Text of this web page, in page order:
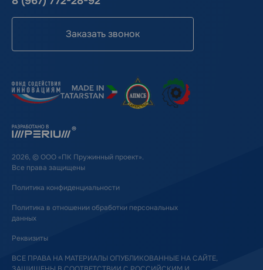
Заказать звонок
2026, © ООО «ПК Пружинный проект».
Все права защищены
Политика конфиденциальности
Политика в отношении обработки персональных
данных
Реквизиты
ВСЕ ПРАВА НА МАТЕРИАЛЫ ОПУБЛИКОВАННЫЕ НА САЙТЕ,